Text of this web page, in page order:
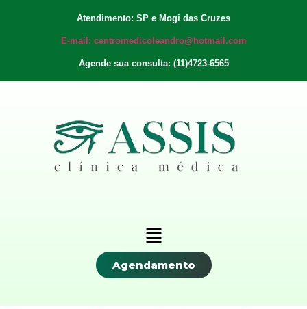
Atendimento: SP e Mogi das Cruzes
E-mail: centromedicoleandro@hotmail.com
Agende sua consulta: (11)4723-6565
Agendamento